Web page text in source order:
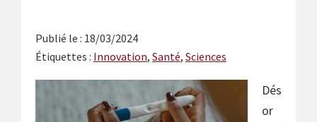
Publié le : 18/03/2024
Étiquettes : Innovation, Santé, Sciences
Dés
or